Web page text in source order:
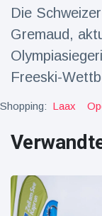
Die
Gremaud,
Freeski-
Shopping: Laax